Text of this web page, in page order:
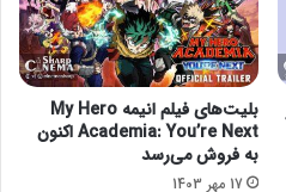
بلیت‌های فیلم انیمه My Hero
Academia: You’re Next اکنون
به فروش می‌رسد
17 مهر 1403